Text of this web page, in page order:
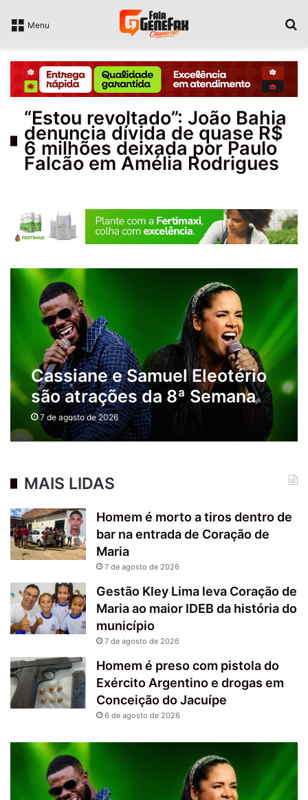
Menu
“Estou revoltado”: João Bahia
denuncia dívida de quase R$
6 milhões deixada por Paulo
Falcão em Amélia Rodrigues
Cassiane e Samuel Eleotério
são atrações da 8ª Semana
da Cultura Evangélica em
Conceição do Jacuípe
7 de agosto de 2026
MAIS LIDAS
Homem é morto a tiros dentro de
bar na entrada de Coração de
Maria
7 de agosto de 2026
Gestão Kley Lima leva Coração de
Maria ao maior IDEB da história do
município
7 de agosto de 2026
Homem é preso com pistola do
Exército Argentino e drogas em
Conceição do Jacuípe
6 de agosto de 2026